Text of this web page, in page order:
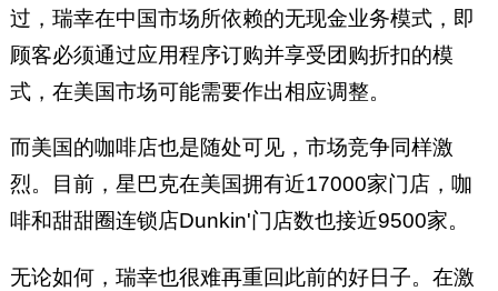
过，瑞幸在中国市场所依赖的无现金业务模式，即
顾客必须通过应用程序订购并享受团购折扣的模
式，在美国市场可能需要作出相应调整。
而美国的咖啡店也是随处可见，市场竞争同样激
烈。目前，星巴克在美国拥有近17000家门店，咖
啡和甜甜圈连锁店Dunkin'门店数也接近9500家。
无论如何，瑞幸也很难再重回此前的好日子。在激